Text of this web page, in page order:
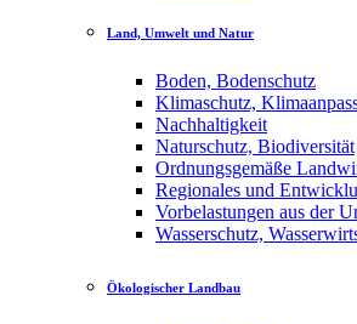
Land, Umwelt und Natur
Boden, Bodenschutz
Klimaschutz,
Nachhaltigkeit
Naturschutz, Biodiversität
Ordnungsgemäße
Regionales und
Vorbelastungen aus der
Wasserschutz,
Ökologischer Landbau